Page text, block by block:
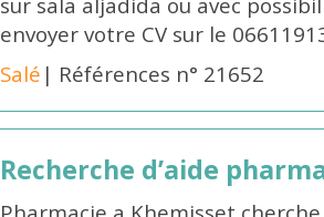
envoyer votre CV sur le
Salé | Références n° 21652
Recherche d’aide